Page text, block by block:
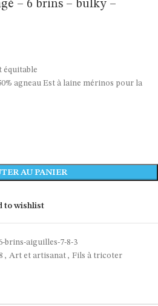
– 6 brins – bulky –
équitable
agneau Est à laine mérinos pour la
AU PANIER
to wishlist
brins-aiguilles-7-8-3
, Art et artisanat , Fils à tricoter